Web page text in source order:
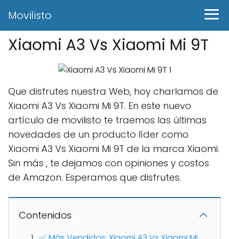
Movilisto
Xiaomi A3 Vs Xiaomi Mi 9T
Que disfrutes nuestra Web, hoy charlamos de
Xiaomi A3 Vs Xiaomi Mi 9T. En este nuevo
artículo de movilisto te traemos las últimas
novedades de un producto líder como
Xiaomi A3 Vs Xiaomi Mi 9T de la marca Xiaomi.
Sin más , te dejamos con opiniones y costos
de Amazon. Esperamos que disfrutes.
Contenidos